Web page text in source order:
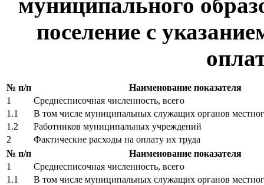
поселение с
№ п/п
Наименование показателя
1
Среднесписочная численность, всего
1.1
В том числе муниципальных служащих органов
1.2
Работников муниципальных учреждений
2
Фактические расходы на оплату их труда
№ п/п
Наименование показателя
1
Среднесписочная численность, всего
1.1
В том числе муниципальных служащих органов